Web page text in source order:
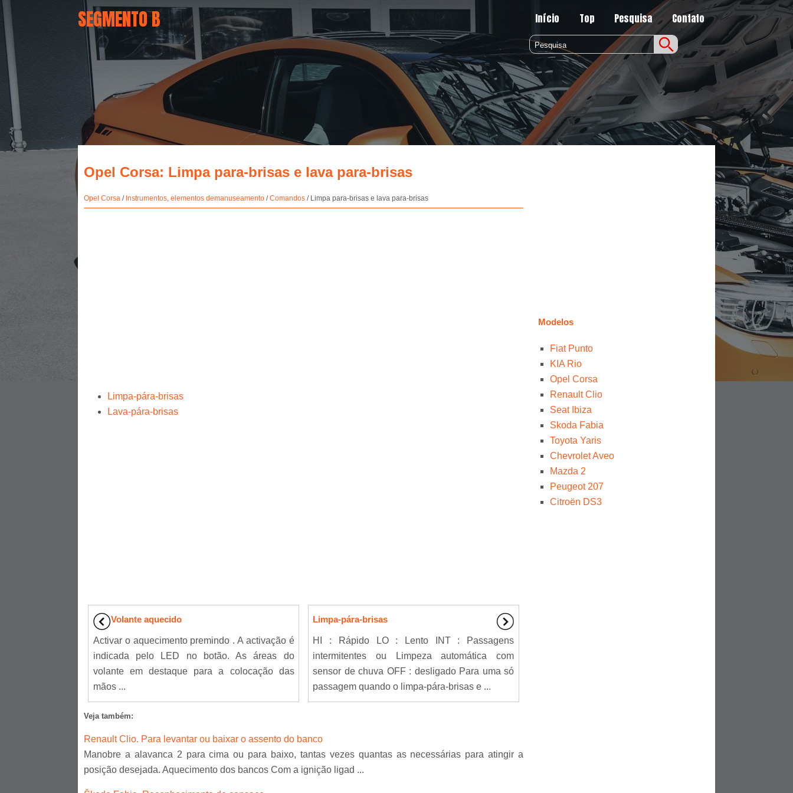
SEGMENTO B Início Top Pesquisa Contato
Opel Corsa: Limpa para-brisas e lava para-brisas
Opel Corsa / Instrumentos, elementos demanuseamento /Comandos / Limpa para-brisas e lava para-brisas
Limpa-pára-brisas
Lava-pára-brisas
Volante aquecido
Activar o aquecimento premindo . A activação é
indicada pelo LED no botão. As áreas do
volante em destaque para a colocação das
mãos ...
Limpa-pára-brisas
HI : Rápido LO : Lento INT : Passagens
intermitentes ou Limpeza automática com
sensor de chuva OFF : desligado Para uma só
passagem quando o limpa-pára-brisas e ...
Veja também:
Renault Clio. Para levantar ou baixar o assento do banco
Manobre a alavanca 2 para cima ou para baixo, tantas vezes quantas as necessárias para atingir a
posição desejada. Aquecimento dos bancos Com a ignição ligad ...
Modelos
Fiat Punto
KIA Rio
Opel Corsa
Renault Clio
Seat Ibiza
Skoda Fabia
Toyota Yaris
Chevrolet Aveo
Mazda 2
Peugeot 207
Citroën DS3